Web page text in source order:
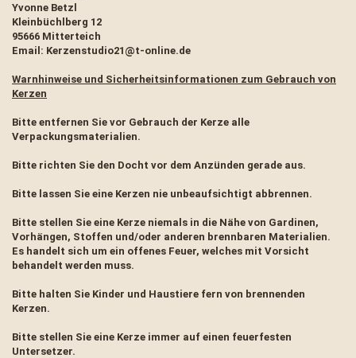
Yvonne Betzl
Kleinbüchlberg 12
95666 Mitterteich
Email: Kerzenstudio21@t-online.de
Warnhinweise und Sicherheitsinformationen zum Gebrauch von
Kerzen
Bitte entfernen Sie vor Gebrauch der Kerze alle
Verpackungsmaterialien.
Bitte richten Sie den Docht vor dem Anzünden gerade aus.
Bitte lassen Sie eine Kerzen nie unbeaufsichtigt abbrennen.
Bitte stellen Sie eine Kerze niemals in die Nähe von Gardinen,
Vorhängen, Stoffen und/oder anderen brennbaren Materialien.
Es handelt sich um ein offenes Feuer, welches mit Vorsicht
behandelt werden muss.
Bitte halten Sie Kinder und Haustiere fern von brennenden
Kerzen.
Bitte stellen Sie eine Kerze immer auf einen feuerfesten
Untersetzer.